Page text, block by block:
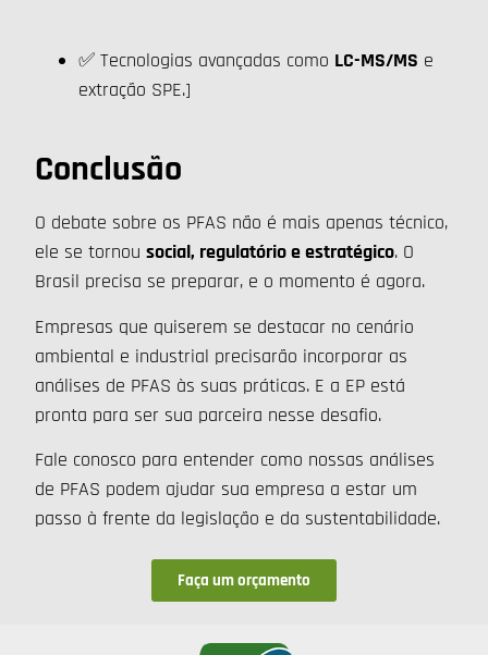
✅ Tecnologias avançadas como LC-MS/MS e
extração SPE.]
Conclusão
O debate sobre os PFAS não é mais apenas técnico,
ele se tornousocial, regulatório e estratégico. O
Brasil precisa se preparar, e o momento é agora.
Empresas que quiserem se destacar no cenário
ambiental e industrial precisarão incorporar as
análises de PFAS às suas práticas. E a EP está
pronta para ser sua parceira nesse desafio.
Fale conosco para entender como nossas análises
de PFAS podem ajudar sua empresa a estar um
passo à frente da legislação e da sustentabilidade.
Faça um orçamento